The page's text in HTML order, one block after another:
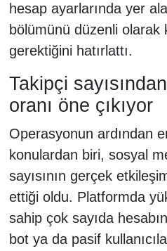
hesap ayarlarında yer
bölümünü düzenli olarak
gerektiğini hatırlattı.
Takipçi
oranı öne çıkıyor
Operasyonun ardından
konulardan biri, sosyal
sayısının gerçek
ettiği oldu. Platformda
sahip çok sayıda
bot ya da pasif